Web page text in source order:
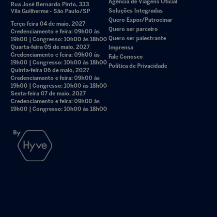
Rua José Bernardo Pinto, 333
Vila Guilherme - São Paulo/SP
Terça-feira 04 de maio, 2027
Credenciamento e feira: 09h00 às
19h00 | Congresso: 10h00 às 18h00
Quarta-feira 05 de maio, 2027
Credenciamento e feira: 09h00 às
19h00 | Congresso: 10h00 às 18h00
Quinta-feira 06 de maio, 2027
Credenciamento e feira: 09h00 às
19h00 | Congresso: 10h00 às 18h00
Sexta-feira 07 de maio, 2027
Credenciamento e feira: 09h00 às
19h00 | Congresso: 10h00 às 18h00
Agência de Viagens Oficial
Soluções Integradas
Quero Expor/Patrocinar
Quero ser parceiro
Quero ser palestrante
Imprensa
Fale Conosco
Política de Privacidade